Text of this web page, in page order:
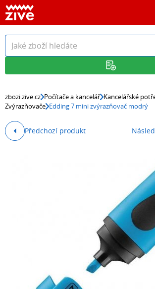
zbozi.zive.cz Počítače a kancelář Kancelářské
Zvýrazňovače Edding 7 mini zvýrazňovač modrý
Předchozí produkt